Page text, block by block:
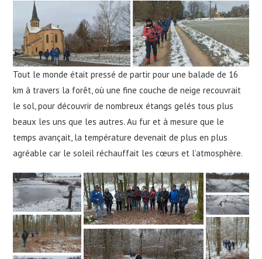
Tout le monde était pressé de partir pour une balade de 16
km à travers la forêt, où une fine couche de neige recouvrait
le sol, pour découvrir de nombreux étangs gelés tous plus
beaux les uns que les autres. Au fur et à mesure que le
temps avançait, la température devenait de plus en plus
agréable car le soleil réchauffait les cœurs et l’atmosphère.